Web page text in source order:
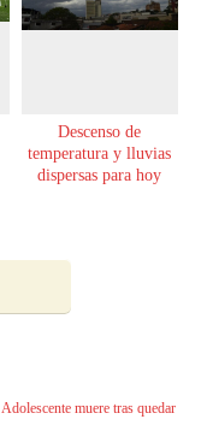
Descenso de
temperatura y lluvias
dispersas para hoy
Adolescente muere tras quedar